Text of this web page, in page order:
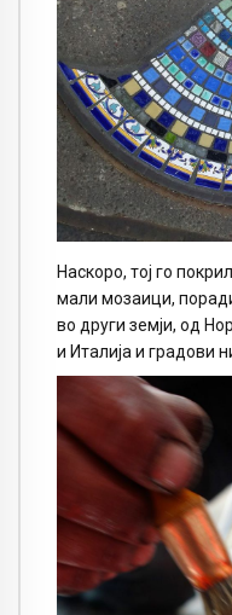
Наскоро, тој го
мали мозаици,
во други земји, од
и Италија и градови